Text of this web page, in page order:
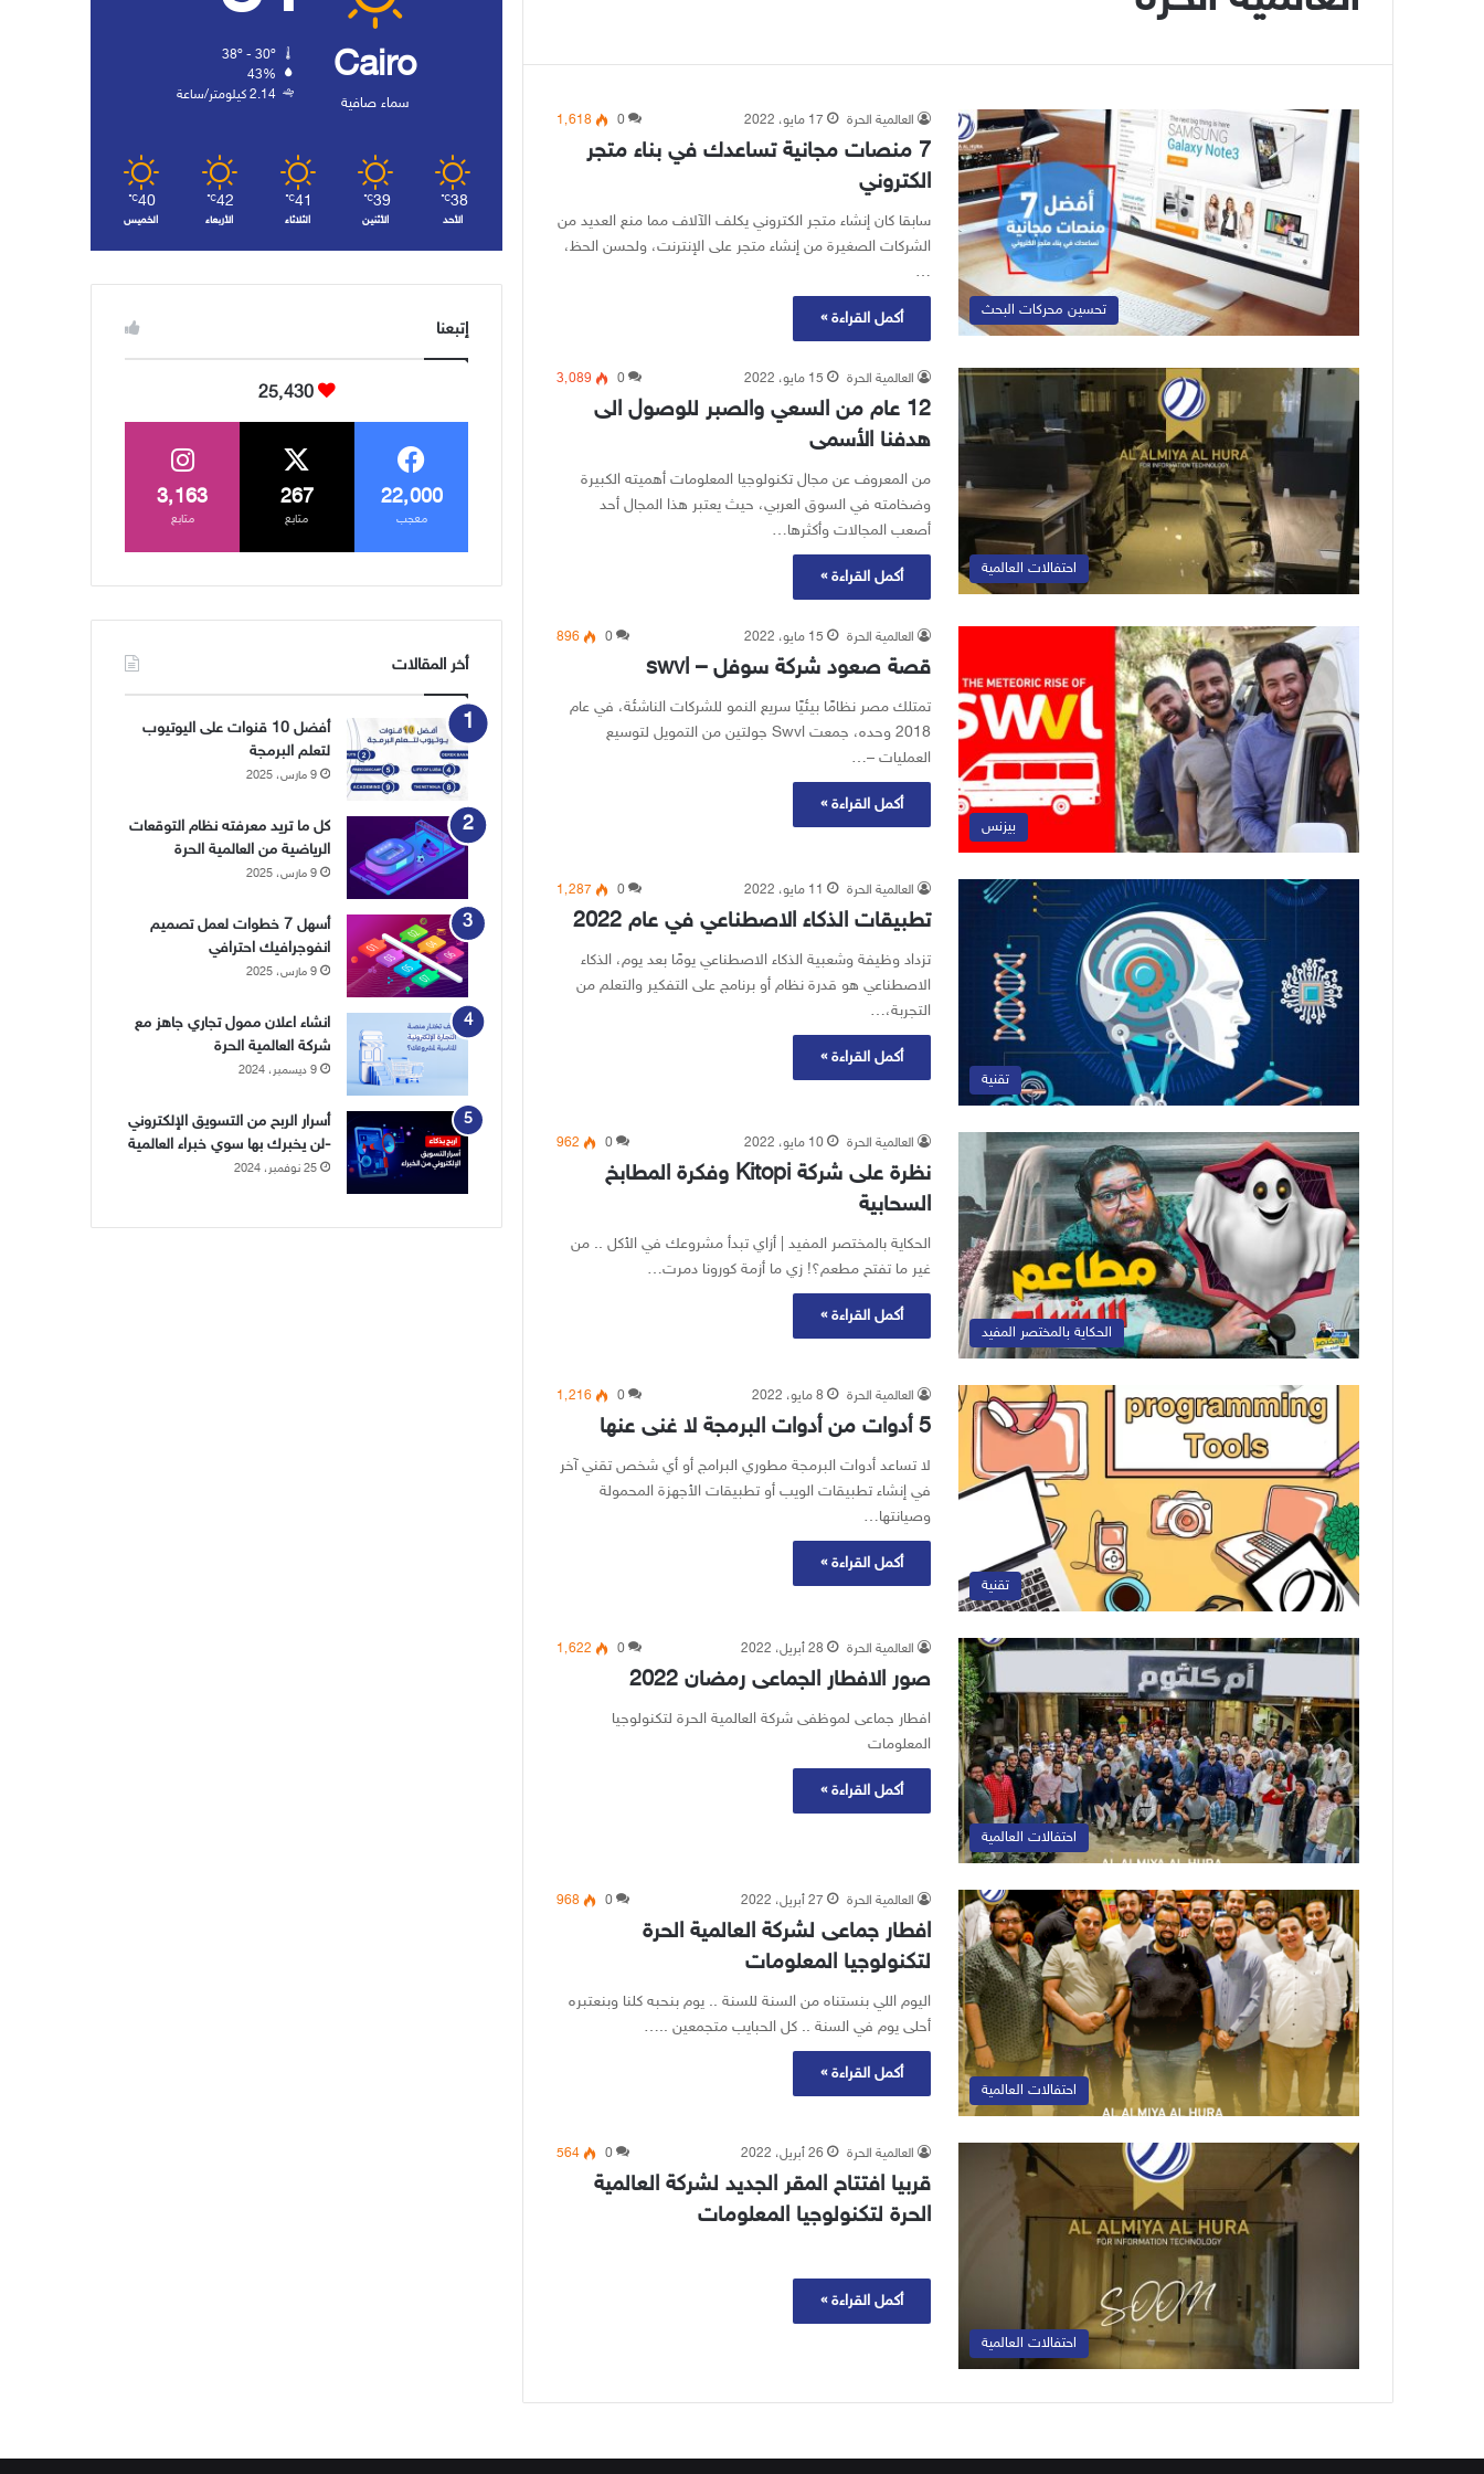
تحسين محركات البحث
العالمية الحرة 17 مايو، 2022 0 1٬618
7 منصات مجانية تساعدك في بناء متجر
الكتروني
سابقا كان إنشاء متجر الكتروني يكلف الآلاف مما منع العديد من
الشركات الصغيرة من إنشاء متجر على الإنترنت، ولحسن الحظ،
…
أكمل القراءة »
احتفالات العالمية
العالمية الحرة 15 مايو، 2022 0 3٬089
12 عام من السعي والصبر للوصول الى
هدفنا الأسمى
من المعروف عن مجال تكنولوجيا المعلومات أهميته الكبيرة
وضخامته في السوق العربي، حيث يعتبر هذا المجال أحد
أصعب المجالات وأكثرها…
أكمل القراءة »
بيزنس
العالمية الحرة 15 مايو، 2022 0
896
قصة صعود شركة سوفل – swvl
تمتلك مصر نظامًا بيئيًا سريع النمو للشركات الناشئة، في عام
2018 وحده، جمعت Swvl جولتين من التمويل لتوسيع
العمليات –…
أكمل القراءة »
تقنية
العالمية الحرة 11 مايو، 2022 0 1٬287
تطبيقات الذكاء الاصطناعي في عام 2022
تزداد وظيفة وشعبية الذكاء الاصطناعي يومًا بعد يوم، الذكاء
الاصطناعي هو قدرة نظام أو برنامج على التفكير والتعلم من
التجربة،…
أكمل القراءة »
الحكاية بالمختصر المفيد
العالمية الحرة 10 مايو، 2022 0
962
نظرة على شركة Kitopi وفكرة المطابخ
السحابية
الحكاية بالمختصر المفيد | أزاي تبدأ مشروعك في الأكل .. من
غير ما تفتح مطعم؟! زي ما أزمة كورونا دمرت…
أكمل القراءة »
تقنية
العالمية الحرة 8 مايو، 2022 0 1٬216
5 أدوات من أدوات البرمجة لا غنى عنها
لا تساعد أدوات البرمجة مطوري البرامج أو أي شخص تقني آخر
في إنشاء تطبيقات الويب أو تطبيقات الأجهزة المحمولة
وصيانتها…
أكمل القراءة »
احتفالات العالمية
العالمية الحرة 28 أبريل، 2022 0 1٬622
صور الافطار الجماعى رمضان 2022
افطار جماعى لموظفى شركة العالمية الحرة لتكنولوجيا
المعلومات
أكمل القراءة »
احتفالات العالمية
العالمية الحرة 27 أبريل، 2022 0
968
افطار جماعى لشركة العالمية الحرة
لتكنولوجيا المعلومات
اليوم اللي بنستناه من السنة للسنة .. يوم بنحبه كلنا وبنعتبره
أحلى يوم في السنة .. كل الحبايب متجمعين ..…
أكمل القراءة »
احتفالات العالمية
العالمية الحرة 26 أبريل، 2022 0
564
قربيا افتتاح المقر الجديد لشركة العالمية
الحرة لتكنولوجيا المعلومات
أكمل القراءة »
Cairo
سماء صافية
43%
2.14 كيلومتر/ساعة
38
℃
الأحد
39
℃
الأثنين
41
℃
الثلاثاء
42
℃
الأربعاء
40
℃
الخميس
إتبعنا
25٬430
22٬000
معجب
267
متابع
3٬163
متابع
أخر المقالات
أفضل 10 قنوات على اليوتيوب
لتعلم البرمجة
9 مارس، 2025
كل ما تريد معرفته نظام التوقعات
الرياضية من العالمية الحرة
9 مارس، 2025
أسهل 7 خطوات لعمل تصميم
انفوجرافيك احترافي
9 مارس، 2025
انشاء اعلان ممول تجاري جاهز مع
شركة العالمية الحرة
9 ديسمبر، 2024
أسرار الربح من التسويق الإلكتروني
-لن يخبرك بها سوي خبراء العالمية
25 نوفمبر، 2024